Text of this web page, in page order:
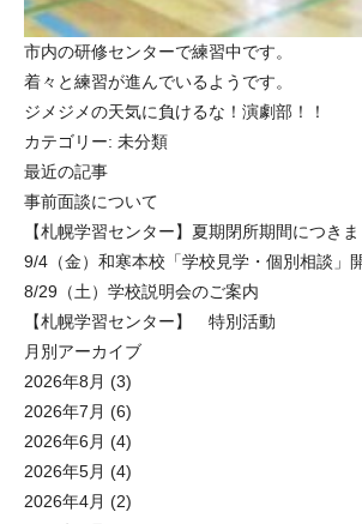
市内の研修センターで練習中です。
着々と練習が進んでいるようです。
ジメジメの天気に負けるな！演劇部！！
カテゴリー: 未分類
最近の記事
事前面談について
【札幌学習センター】夏期閉所期間につき
9/4（金）和寒本校「学校見学・個別相談」
8/29（土）学校説明会のご案内
【札幌学習センター】 特別活動
月別アーカイブ
2026年8月 (3)
2026年7月 (6)
2026年6月 (4)
2026年5月 (4)
2026年4月 (2)